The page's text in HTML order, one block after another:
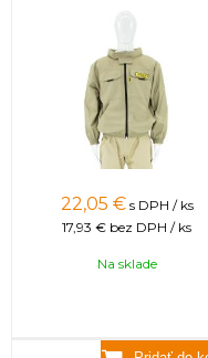
22,05 € s DPH / ks
17,93 € bez DPH / ks
Na sklade